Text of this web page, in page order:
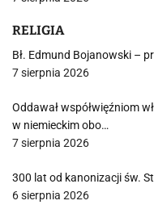
RELIGIA
Bł. Edmund Bojanowski –
7 sierpnia 2026
Oddawał współwięźniom
w niemieckim obo…
7 sierpnia 2026
300 lat od kanonizacji św.
6 sierpnia 2026